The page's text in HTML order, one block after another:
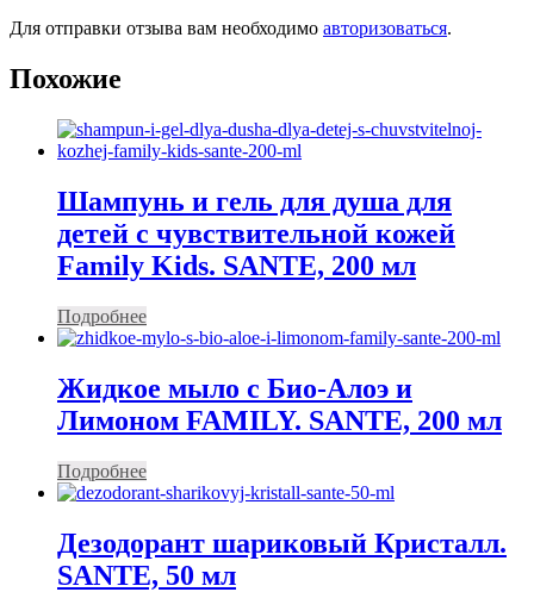
Для отправки отзыва вам необходимо авторизоваться.
Похожие
Шампунь и гель для душа для
детей с чувствительной кожей
Family Kids. SANTE, 200 мл
Подробнее
Жидкое мыло с Био-Алоэ и
Лимоном FAMILY. SANTE, 200 мл
Подробнее
Дезодорант шариковый Кристалл.
SANTE, 50 мл